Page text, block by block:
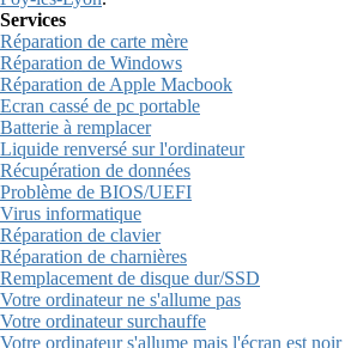
Services
Réparation de carte mère
Réparation de Windows
Réparation de Apple Macbook
Ecran cassé de pc portable
Batterie à remplacer
Liquide renversé sur l'ordinateur
Récupération de données
Problème de BIOS/UEFI
Virus informatique
Réparation de clavier
Réparation de charnières
Remplacement de disque dur/SSD
Votre ordinateur ne s'allume pas
Votre ordinateur surchauffe
Votre ordinateur s'allume mais l'écran est noir